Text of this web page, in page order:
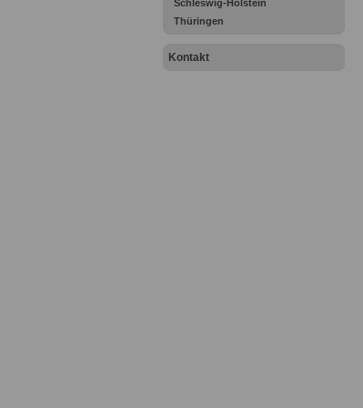
Schleswig-Holstein
Thüringen
Kontakt